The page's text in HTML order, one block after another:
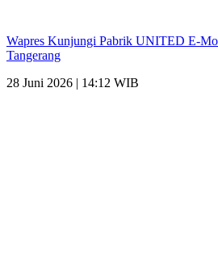
Wapres Kunjungi Pabrik UNITED E-
Tangerang
28 Juni 2026 | 14:12 WIB